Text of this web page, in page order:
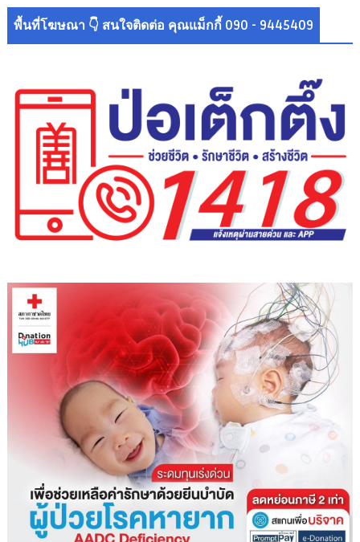
พื้นที่โฆษณา 👇 สนใจติดต่อ คุณแม็กกี้ 090 - 9445409